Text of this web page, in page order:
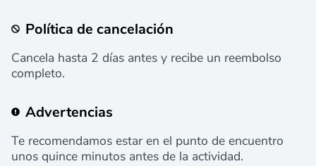
Política de cancelación
Cancela hasta 2 días antes y recibe un reembolso
completo.
Advertencias
Te recomendamos estar en el punto de encuentro
unos quince minutos antes de la actividad.